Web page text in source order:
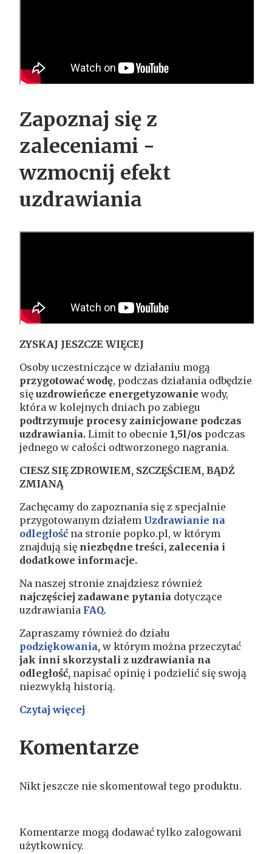
Zapoznaj się z
zaleceniami -
wzmocnij efekt
uzdrawiania
ZYSKAJ JESZCZE WIĘCEJ
Osoby uczestniczące w działaniu mogą
przygotować wodę, podczas działania odbędzie
się uzdrowieńcze energetyzowanie wody,
która w kolejnych dniach po zabiegu
podtrzymuje procesy zainicjowane podczas
uzdrawiania. Limit to obecnie 1,5l/os podczas
jednego w całości odtworzonego nagrania.
CIESZ SIĘ ZDROWIEM, SZCZĘŚCIEM, BĄDŹ
ZMIANĄ
Zachęcamy do zapoznania się z specjalnie
przygotowanym działem Uzdrawianie na
odległość na stronie popko.pl, w którym
znajdują się niezbędne treści, zalecenia i
dodatkowe informacje.
Na naszej stronie znajdziesz również
najczęściej zadawane pytania dotyczące
uzdrawiania FAQ.
Zapraszamy również do działu
podziękowania, w którym można przeczytać
jak inni skorzystali z uzdrawiania na
odległość, napisać opinię i podzielić się swoją
niezwykłą historią.
Czytaj więcej
Komentarze
Nikt jeszcze nie skomentował tego produktu.
Komentarze mogą dodawać tylko zalogowani
użytkownicy.